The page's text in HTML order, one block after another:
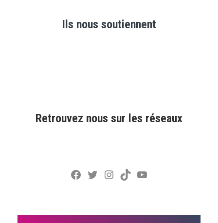
Ils nous soutiennent
Retrouvez nous sur les réseaux
Facebook
Twitter
Instagram
TikTokYouTube